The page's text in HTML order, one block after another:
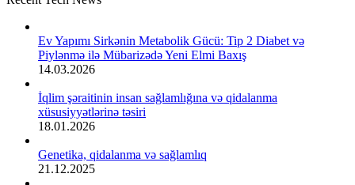
Ev Yapımı Sirkənin Metabolik Gücü: Tip 2 Diabet və
Piylənmə ilə Mübarizədə Yeni Elmi Baxış
14.03.2026
İqlim şəraitinin insan sağlamlığına və qidalanma
xüsusiyyətlərinə təsiri
18.01.2026
Genetika, qidalanma və sağlamlıq
21.12.2025